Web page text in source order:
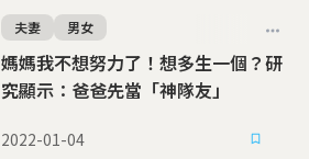
媽媽我不想努力了！想多生一個？研
究顯示：爸爸先當「神隊友」
夫妻 男女
2022-01-04